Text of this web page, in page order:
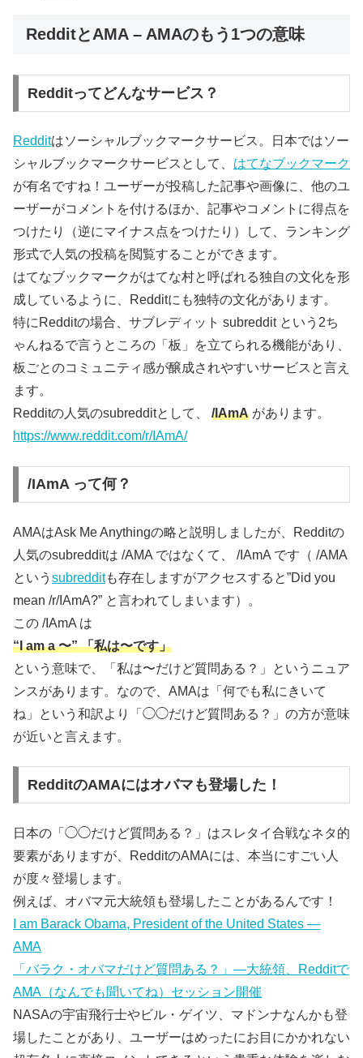
RedditとAMA – AMAのもう1つの意味
Redditってどんなサービス？
Redditはソーシャルブックマークサービス。日本ではソー
シャルブックマークサービスとして、 はてなブックマーク
が有名ですね！ユーザーが投稿した記事や画像に、他のユ
ーザーがコメントを付けるほか、記事やコメントに得点を
つけたり（逆にマイナス点をつけたり）して、ランキング
形式で人気の投稿を閲覧することができます。
はてなブックマークがはてな村と呼ばれる独自の文化を形
成しているように、Redditにも独特の文化があります。
特にRedditの場合、サブレディット subreddit という2ち
ゃんねるで言うところの「板」を立てられる機能があり、
板ごとのコミュニティ感が醸成されやすいサービスと言え
ます。
Redditの人気のsubredditとして、 /IAmA があります。
https://www.reddit.com/r/IAmA/
/IAmA って何？
AMAはAsk Me Anythingの略と説明しましたが、Redditの
人気のsubredditは /AMA ではなくて、 /IAmA です（ /AMA
という subredditも存在しますがアクセスすると”Did you
mean /r/IAmA?” と言われてしまいます）。
この /IAmA は
“I am a 〜” 「私は〜です」
という意味で、「私は〜だけど質問ある？」というニュア
ンスがあります。なので、AMAは「何でも私にきいて
ね」という和訳より「◯◯だけど質問ある？」の方が意味
が近いと言えます。
RedditのAMAにはオバマも登場した！
日本の「◯◯だけど質問ある？」はスレタイ合戦なネタ的
要素がありますが、RedditのAMAには、本当にすごい人
が度々登場します。
例えば、オバマ元大統領も登場したことがあるんです！
I am Barack Obama, President of the United States —
AMA
「バラク・オバマだけど質問ある？」―大統領、Redditで
AMA（なんでも聞いてね）セッション開催
NASAの宇宙飛行士やビル・ゲイツ、マドンナなんかも登
場したことがあり、ユーザーはめったにお目にかかれない